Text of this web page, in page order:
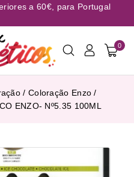
a 60€, para Portugal
0
/ Coloração Enzo /
ENZO- Nº5.35 100ML